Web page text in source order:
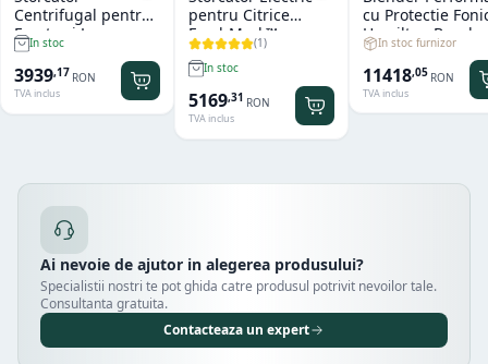
Centrifugal pentru
Fructe si Legume
Hendi
In stoc
3939,17 RON
TVA inclus
pentru Citrice
FreshMark™
Hamilton Beach
(1)
In stoc
5169,31 RON
TVA inclus
cu Protectie
Hamilton Beach
Summit® Edge
In stoc furnizor
11418,05 RON
TVA inclus
Ai nevoie de ajutor in alegerea produsului?
Specialistii nostri te pot ghida catre produsul potrivit nevoilor tale.
Consultanta gratuita.
Contacteaza un expert